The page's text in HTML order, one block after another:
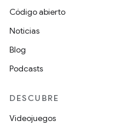
Código abierto
Noticias
Blog
Podcasts
DESCUBRE
Videojuegos